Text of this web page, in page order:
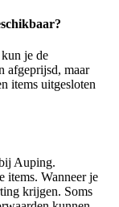
je de
afgeprijsd, maar
items uitgesloten
Auping.
items. Wanneer je
krijgen. Soms